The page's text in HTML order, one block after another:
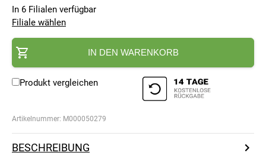
In 6 Filialen verfügbar
Filiale wählen
IN DEN WARENKORB
Produkt vergleichen
Artikelnummer: M000050279
BESCHREIBUNG